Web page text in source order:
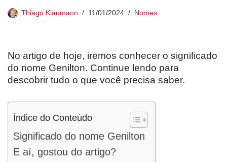
Thiago Klaumann 11/01/2024 Nomes
No artigo de hoje, iremos conhecer o significado
do nome Genilton. Continue lendo para
descobrir tudo o que você precisa saber.
Índice do Conteúdo
Significado do nome Genilton
E aí, gostou do artigo?